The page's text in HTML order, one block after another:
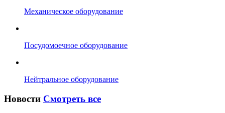
Механическое оборудование
Посудомоечное оборудование
Нейтральное оборудование
Новости Смотреть все